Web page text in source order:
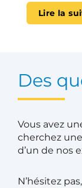
Lire la
Des
Vous avez
cherchez
d’un de nos
N’hésitez